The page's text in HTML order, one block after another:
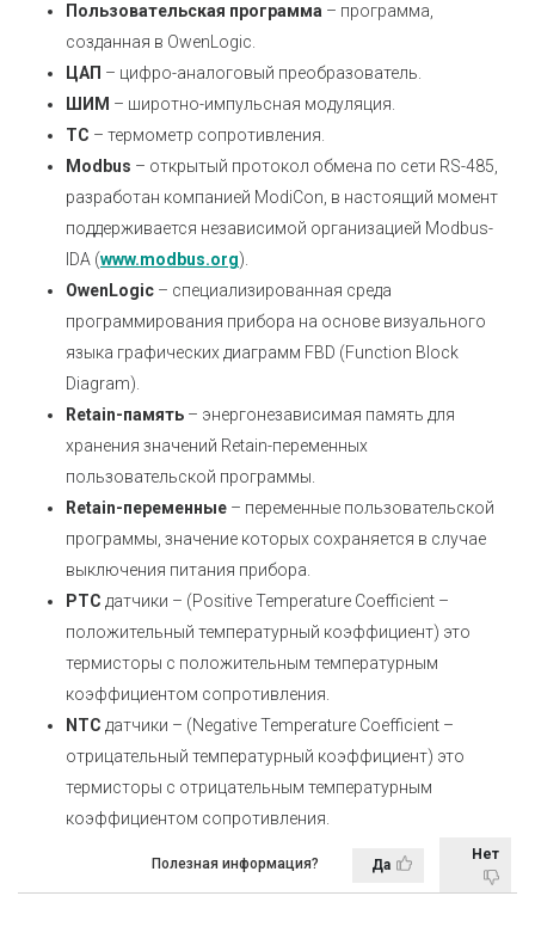
Пользовательская программа – программа,
созданная в OwenLogic.
ЦАП – цифро-аналоговый преобразователь.
ШИМ – широтно-импульсная модуляция.
ТС – термометр сопротивления.
Modbus – открытый протокол обмена по сети RS-485,
разработан компанией ModiCon, в настоящий момент
поддерживается независимой организацией Modbus-
IDA (www.modbus.org).
OwenLogic – специализированная среда
программирования прибора на основе визуального
языка графических диаграмм FBD (Function Block
Diagram).
Retain-память – энергонезависимая память для
хранения значений Retain-переменных
пользовательской программы
Retain-переменные – переменные пользовательской
программы, значение которых сохраняется в случае
выключения питания прибора.
РТС датчики – (Positive Temperature Coefficient –
положительный температурный коэффициент) это
термисторы с положительным температурным
коэффициентом сопротивления.
NТС датчики – (Negative Temperature Coefficient –
отрицательный температурный коэффициент) это
термисторы с отрицательным температурным
коэффициентом сопротивления.
Полезная информация? Да
Нет